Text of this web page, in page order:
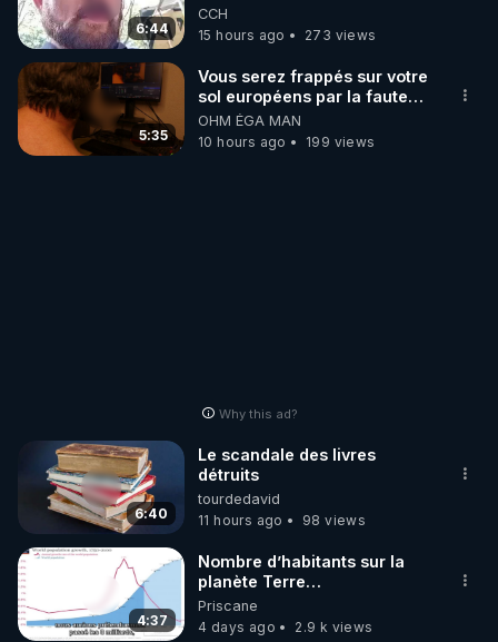
6:44
CCH
15 hours ago
273 views
5:35
Vous serez frappés sur votre
sol européens par la faute
des dirigeants qui s'en
mettent dans le nez
OHM ÉGA MAN
10 hours ago
199 views
Why this ad?
6:40
Le scandale des livres
détruits
tourdedavid
11 hours ago
98 views
4:37
Nombre d’habitants sur la
planète Terre…
Priscane
4 days ago
2.9 k views